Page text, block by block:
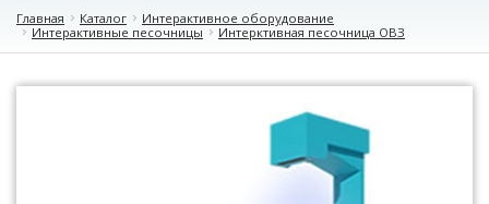
Главная Каталог
Интерактивное оборудование
Интерактивные песочницы
Интерктивная песочница ОВЗ